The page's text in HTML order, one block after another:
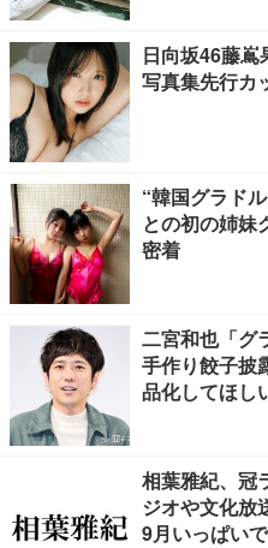
日向坂46藤
写真集先行カ
“韓国グラド
との初の姉妹
密着
二宮和也「グ
手作り餃子披
品化してほし
相葉雅紀、冠
ジオや文化放
9月いっぱい